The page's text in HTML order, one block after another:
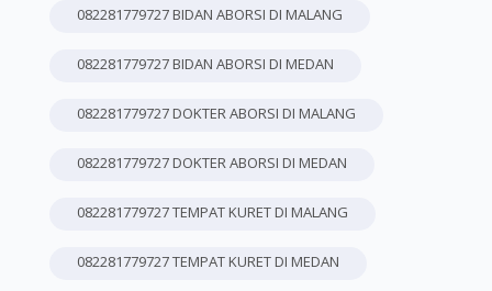
082281779727 BIDAN ABORSI DI MALANG
082281779727 BIDAN ABORSI DI MEDAN
082281779727 DOKTER ABORSI DI MALANG
082281779727 DOKTER ABORSI DI MEDAN
082281779727 TEMPAT KURET DI MALANG
082281779727 TEMPAT KURET DI MEDAN